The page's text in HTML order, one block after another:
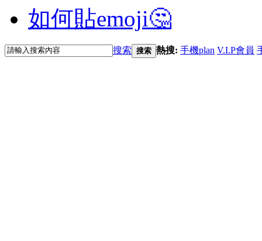
如何貼emoji🤔
搜索 搜索 熱搜: 手機plan V.I.P會員